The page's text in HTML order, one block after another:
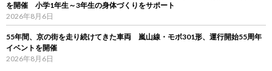
を開催 小学1年生～3年生の身体づくりをサポート
2026年8月6日
55年間、京の街を走り続けてきた車両 嵐山線・モボ301形、運行開始55周年
イベントを開催
2026年8月6日